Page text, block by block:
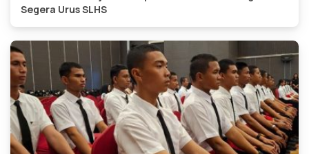
Segera Urus SLHS